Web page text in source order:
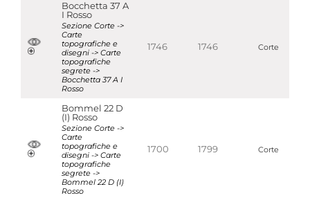
Bocchetta 37 A
I Rosso
Sezione Corte ->
Carte
topografiche e
disegni -> Carte
topografiche
segrete ->
Bocchetta 37 A I
Rosso
1746 1746 Corte
Bommel 22 D
(I) Rosso
Sezione Corte ->
Carte
topografiche e
disegni -> Carte
topografiche
segrete ->
Bommel 22 D (I)
Rosso
1700 1799 Corte